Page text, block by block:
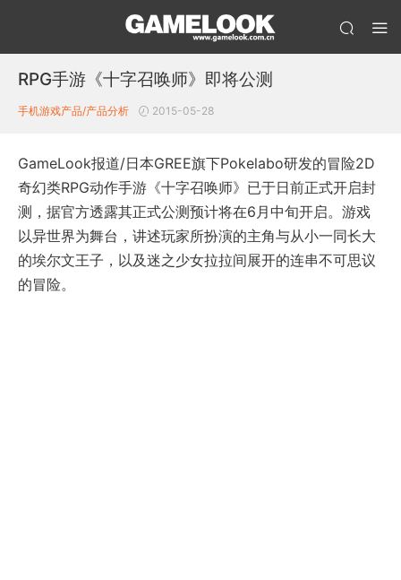
RPG手游《十字召唤师》即将公测
手机游戏产品/产品分析 2015-05-28
GameLook报道/日本GREE旗下Pokelabo研发的冒险2D
奇幻类RPG动作手游《十字召唤师》已于日前正式开启封
测，据官方透露其正式公测预计将在6月中旬开启。游戏
以异世界为舞台，讲述玩家所扮演的主角与从小一同长大
的埃尔文王子，以及迷之少女拉拉间展开的连串不可思议
的冒险。